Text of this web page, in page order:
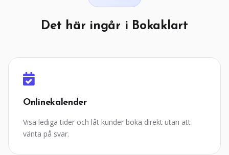
Det här ingår i Bokaklart
Onlinekalender
Visa lediga tider och låt kunder boka direkt utan att
vänta på svar.